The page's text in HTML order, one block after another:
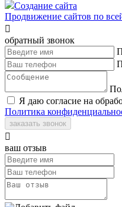
Создание сайта
Продвижение сайтов по

обратный звонок
Я даю согласие на
Политика
заказать звонок

ваш отзыв